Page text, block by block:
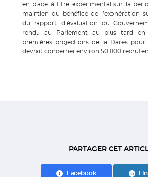
en place à titre expérimental sur la
maintien du bénéfice de l’exonération
du rapport d’évaluation du
rendu au Parlement au plus tard en
premières projections de la Dares pour
devrait concerner environ 50 000
PARTAGER CET
Facebook